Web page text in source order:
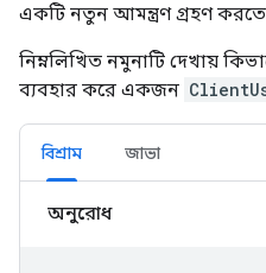
একটি নতুন আমন্ত্রণ গ্রহণ করতে
নিম্নলিখিত নমুনাটি দেখায়
ব্যবহার করে একজন
বিশ্রাম জাভা
অনুরোধ